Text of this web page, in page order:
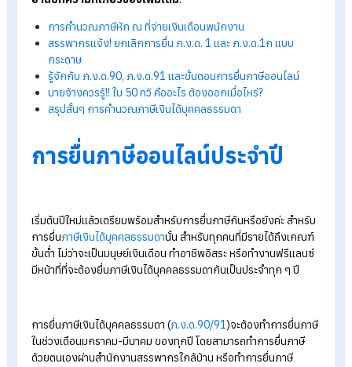
Blog > วิธียื่นภาษีออนไลน์ผ่าน E-FILING ที่มนุษย์เงินเดือนห้ามพลาด
ทุก ๆ ต้นปีเรียกได้ว่าเป็นเทศกาลแห่งการยื่นภาษีเ
ก็ว่าได้บทความนี้เรามีวิธีการยื่นภาษีออนไลน์ฉบับ
ง่าย ๆ มาฝากมนุษย์เงินเดือนทุกท่าน จะมีขั้นตอน
อะไรบ้างไปดูกัน
สรรพากรแจ้ง! ยกเลิกการยื่น ภ.ง.ด. 1 และ ภ.ง.ด.1ก แบบ
กระดาษ
รู้จักกับ ภ.ง.ด.90, ภ.ง.ด.91 และขั้นตอนการยื่นภาษีออนไลน์
นายจ้างควรรู้!! ใบ 50 ทวิ คืออะไร ต้องออกเมื่อไหร่?
การยื่นภาษีออนไลน์ประจำปี